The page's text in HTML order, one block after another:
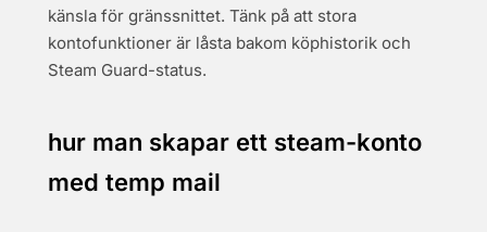
känsla för gränssnittet. Tänk på att stora
kontofunktioner är låsta bakom köphistorik och
Steam Guard-status.
hur man skapar ett steam-konto
med temp mail